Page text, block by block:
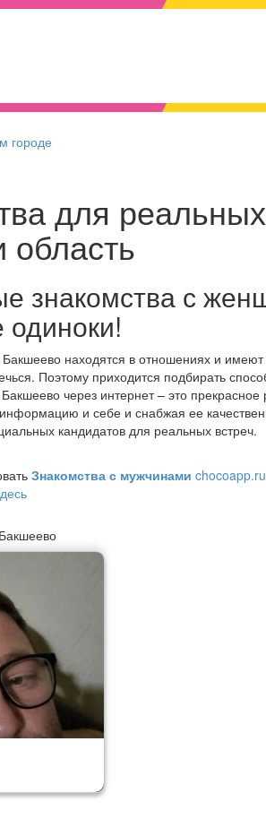
городе
для
область
знакомства с
Бакшеево находятся в отношениях и
Поэтому приходится подбирать
через интернет – это
и себе и снабжая ее
кандидатов для реальных встреч.
Знакомства с мужчинами chocoapp.ru